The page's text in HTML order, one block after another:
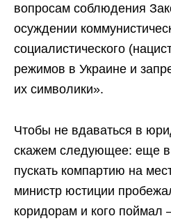
вопросам соблюдения
осуждении
социалистического
режимов в Украине и
их символики».
Чтобы не вдаваться в
скажем следующее: еще в
пускать компартию на
министр юстиции
коридорам и кого поймал